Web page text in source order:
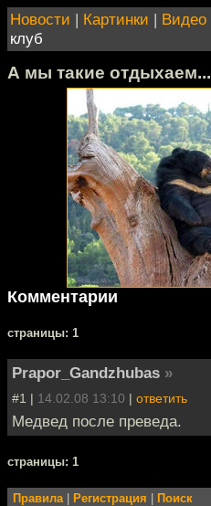
Новости | Картинки | Видео
клуб
А мы такие отдыхаем...
Комментарии
cтраницы: 1
Prapor_Gandzhubas »
#1 | 14.02.08 13:10 | ответить
Медвед после преведа.
cтраницы: 1
Правила Регистрация Поиск